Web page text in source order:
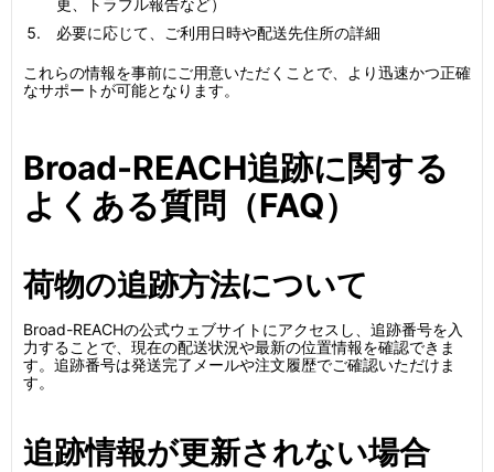
更、トラブル報告など）
必要に応じて、ご利用日時や配送先住所の詳細
これらの情報を事前にご用意いただくことで、より迅速かつ正確
なサポートが可能となります。
Broad-REACH追跡に関する
よくある質問（FAQ）
荷物の追跡方法について
Broad-REACHの公式ウェブサイトにアクセスし、追跡番号を入
力することで、現在の配送状況や最新の位置情報を確認できま
す。追跡番号は発送完了メールや注文履歴でご確認いただけま
す。
追跡情報が更新されない場合